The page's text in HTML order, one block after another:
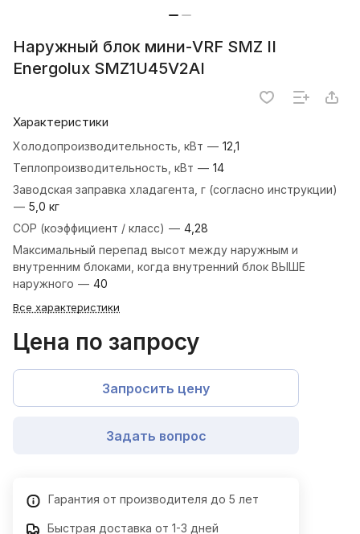
Наружный блок мини-VRF SMZ II
Energolux SMZ1U45V2AI
Характеристики
Холодопроизводительность, кВт — 12,1
Теплопроизводительность, кВт — 14
Заводская заправка хладагента, г (согласно инструкции)
— 5,0 кг
COP (коэффициент / класс) — 4,28
Максимальный перепад высот между наружным и
внутренним блоками, когда внутренний блок ВЫШЕ
наружного — 40
Все характеристики
Цена по запросу
Запросить цену
Задать вопрос
Гарантия от производителя до 5 лет
Быстрая доставка от 1-3 дней